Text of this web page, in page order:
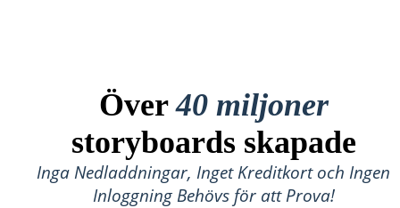
Över40 miljoner
storyboards skapade
Inga Nedladdningar, Inget Kreditkort och Ingen
Inloggning Behövs för att Prova!